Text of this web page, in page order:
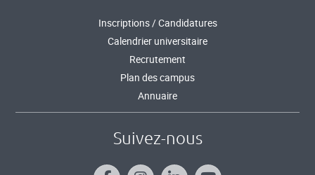
Inscriptions / Candidatures
Calendrier universitaire
Recrutement
Plan des campus
Annuaire
Suivez-nous